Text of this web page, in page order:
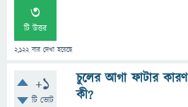
3
টি উত্তর
2,122বার দেখা হয়েছে
+1
টি ভোট
চুলের আগা ফাটার
কী?